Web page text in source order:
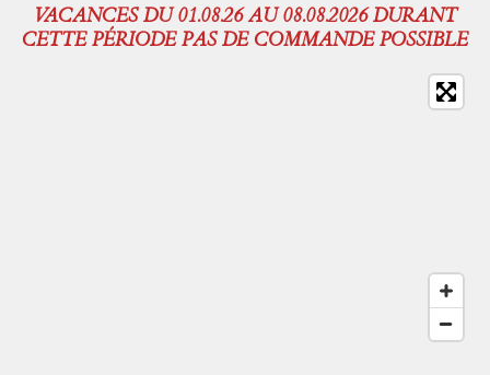
VACANCES DU 01.08.26 AU 08.08.2026 DURANT
CETTE PÉRIODE PAS DE COMMANDE POSSIBLE